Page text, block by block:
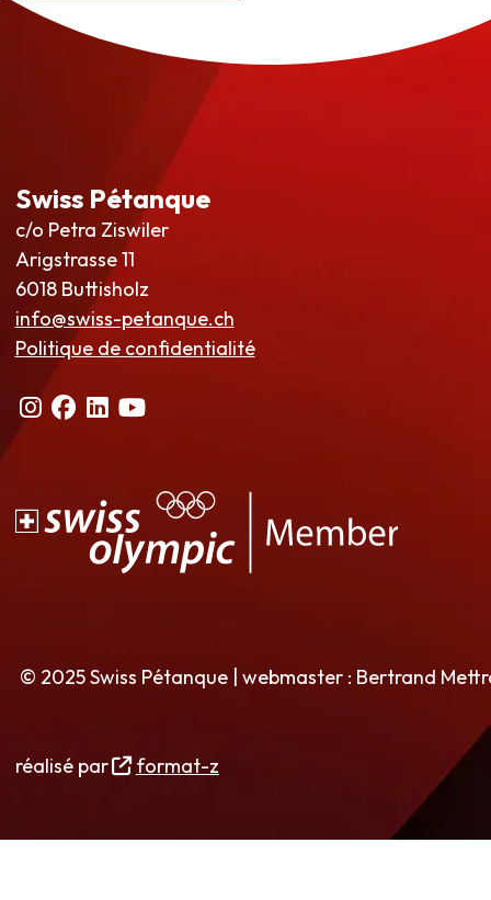
Swiss Pétanque
c/o Petra Ziswiler
Arigstrasse 11
6018 Buttisholz
info@swiss-petanque.ch
Politique de confidentialité
© 2025 Swiss Pétanque | webmaster : Bertrand
réalisé par format-z